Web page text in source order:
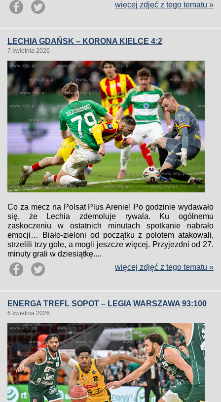
więcej zdjęć z tego tematu »
LECHIA GDAŃSK – KORONA KIELCE 4:2
7 kwietnia 2026
Co za mecz na Polsat Plus Arenie! Po godzinie wydawało
się, że Lechia zdemoluje rywala. Ku ogólnemu
zaskoczeniu w ostatnich minutach spotkanie nabrało
emocji… Biało-zieloni od początku z polotem atakowali,
strzelili trzy gole, a mogli jeszcze więcej. Przyjezdni od 27.
minuty grali w dziesiątkę....
więcej zdjęć z tego tematu »
ENERGA TREFL SOPOT – LEGIA WARSZAWA 93:100
6 kwietnia 2026